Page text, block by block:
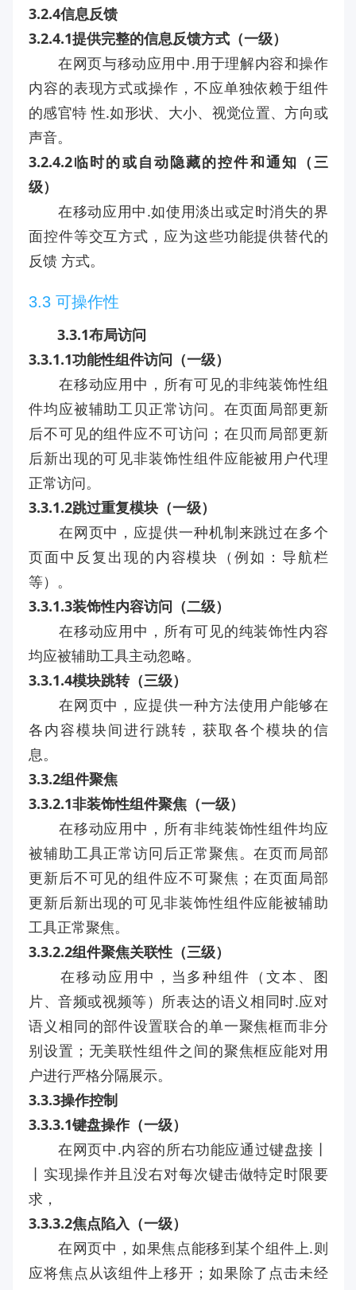
3.2.4信息反馈
3.2.4.1提供完整的信息反馈方式（一级）
在网页与移动应用中.用于理解内容和操作
内容的表现方式或操作，不应单独依赖于组件
的感官特 性.如形状、大小、视觉位置、方向或
声音。
3.2.4.2临时的或自动隐藏的控件和通知（三
级）
在移动应用中.如使用淡出或定时消失的界
面控件等交互方式，应为这些功能提供替代的
反馈 方式。
3.3 可操作性
3.3.1布局访问
3.3.1.1功能性组件访问（一级）
在移动应用中，所有可见的非纯装饰性组
件均应被辅助工贝正常访问。在页面局部更新
后不可见的组件应不可访问；在贝而局部更新
后新出现的可见非装饰性组件应能被用户代理
正常访问。
3.3.1.2跳过重复模块（一级）
在网页中，应提供一种机制来跳过在多个
页面中反复出现的内容模块（例如：导航栏
等）。
3.3.1.3装饰性内容访问（二级）
在移动应用中，所有可见的纯装饰性内容
均应被辅助工具主动忽略。
3.3.1.4模块跳转（三级）
在网页中，应提供一种方法使用户能够在
各内容模块间进行跳转，获取各个模块的信
息。
3.3.2组件聚焦
3.3.2.1非装饰性组件聚焦（一级）
在移动应用中，所有非纯装饰性组件均应
被辅助工具正常访冋后正常聚焦。在页而局部
更新后不可见的组件应不可聚焦；在页面局部
更新后新出现的可见非装饰性组件应能被辅助
工具正常聚焦。
3.3.2.2组件聚焦关联性（三级）
在移动应用中，当多种组件（文本、图
片、音频或视频等）所表达的语义相同时.应对
语义相同的部件设置联合的单一聚焦框而非分
别设置；无美联性组件之间的聚焦框应能对用
户进行严格分隔展示。
3.3.3操作控制
3.3.3.1键盘操作（一级）
在网页中.内容的所右功能应通过键盘接丨
丨实现操作并且没右对每次键击做特定时限要
求，
3.3.3.2焦点陷入（一级）
在网页中，如果焦点能移到某个组件上.则
应将焦点从该组件上移开；如果除了点击未经